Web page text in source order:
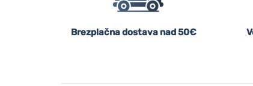
Brezplačna dostava nad 50€